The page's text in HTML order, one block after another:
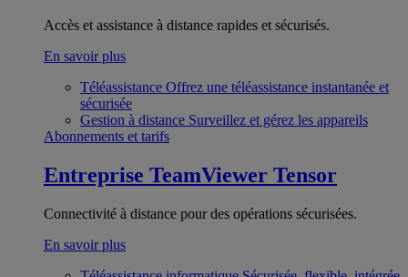
Accès et assistance à distance rapides et sécurisés.
En savoir plus
Téléassistance Offrez une téléassistance instantanée et
sécurisée
Gestion à distance Surveillez et gérez les appareils
Abonnements et tarifs
Entreprise TeamViewer Tensor
Connectivité à distance pour des opérations sécurisées.
En savoir plus